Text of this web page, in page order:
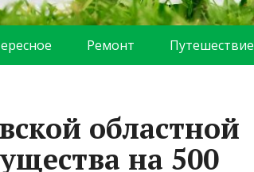
Ремонт Путешествие
областной
на 500